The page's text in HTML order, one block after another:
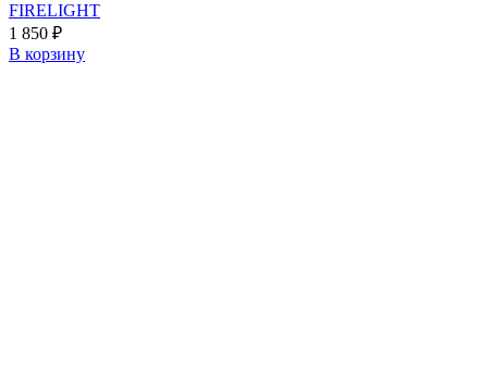
FIRELIGHT
1 850 ₽
В корзину